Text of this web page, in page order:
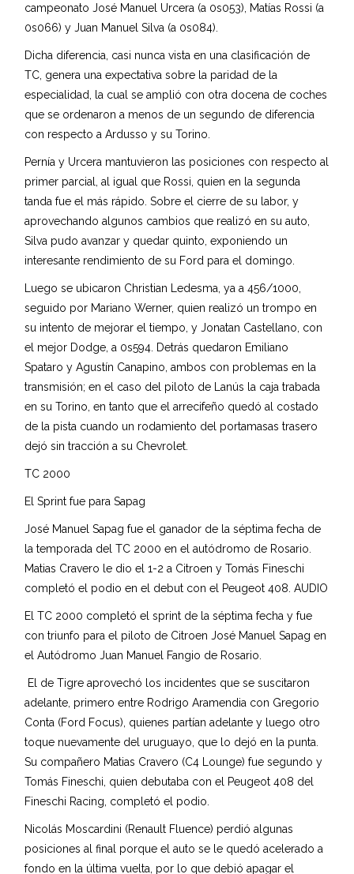
campeonato José Manuel Urcera (a 0s053), Matías Rossi (a
0s066) y Juan Manuel Silva (a 0s084).
Dicha diferencia, casi nunca vista en una clasificación de
TC, genera una expectativa sobre la paridad de la
especialidad, la cual se amplió con otra docena de coches
que se ordenaron a menos de un segundo de diferencia
con respecto a Ardusso y su Torino.
Pernía y Urcera mantuvieron las posiciones con respecto al
primer parcial, al igual que Rossi, quien en la segunda
tanda fue el más rápido. Sobre el cierre de su labor, y
aprovechando algunos cambios que realizó en su auto,
Silva pudo avanzar y quedar quinto, exponiendo un
interesante rendimiento de su Ford para el domingo.
Luego se ubicaron Christian Ledesma, ya a 456/1000,
seguido por Mariano Werner, quien realizó un trompo en
su intento de mejorar el tiempo, y Jonatan Castellano, con
el mejor Dodge, a 0s594. Detrás quedaron Emiliano
Spataro y Agustín Canapino, ambos con problemas en la
transmisión; en el caso del piloto de Lanús la caja trabada
en su Torino, en tanto que el arrecifeño quedó al costado
de la pista cuando un rodamiento del portamasas trasero
dejó sin tracción a su Chevrolet.
TC 2000
El Sprint fue para Sapag
José Manuel Sapag fue el ganador de la séptima fecha de
la temporada del TC 2000 en el autódromo de Rosario.
Matias Cravero le dio el 1-2 a Citroen y Tomás Fineschi
completó el podio en el debut con el Peugeot 408. AUDIO
El TC 2000 completó el sprint de la séptima fecha y fue
con triunfo para el piloto de Citroen José Manuel Sapag en
el Autódromo Juan Manuel Fangio de Rosario.
El de Tigre aprovechó los incidentes que se suscitaron
adelante, primero entre Rodrigo Aramendia con Gregorio
Conta (Ford Focus), quienes partían adelante y luego otro
toque nuevamente del uruguayo, que lo dejó en la punta.
Su compañero Matias Cravero (C4 Lounge) fue segundo y
Tomás Fineschi, quien debutaba con el Peugeot 408 del
Fineschi Racing, completó el podio.
Nicolás Moscardini (Renault Fluence) perdió algunas
posiciones al final porque el auto se le quedó acelerado a
fondo en la última vuelta, por lo que debió apagar el